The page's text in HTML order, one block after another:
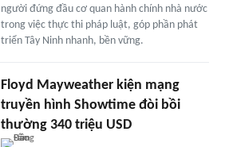
người đứng đầu cơ quan hành chính nhà nước
trong việc thực thi pháp luật, góp phần phát
triển Tây Ninh nhanh, bền vững.
Floyd Mayweather kiện mạng
truyền hình Showtime đòi bồi
thường 340 triệu USD